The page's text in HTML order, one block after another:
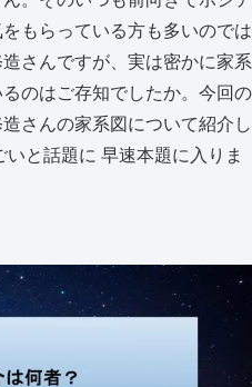
もらっている方も多いのでは
さんですが、実は密かに家系
のはご存知でしたか。今回の
さんの家系図について紹介し
と話題に 早速本題に入りま